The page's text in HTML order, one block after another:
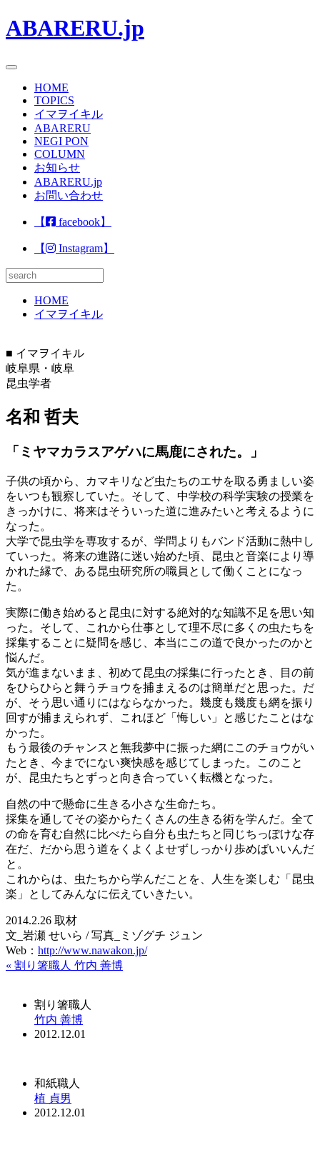
ABARERU.jp
toggle navigation
HOME
TOPICS
イマヲイキル
ABARERU
NEGI PON
COLUMN
お知らせ
ABARERU.jp
お問い合わせ
【 facebook】
【 Instagram】
HOME
イマヲイキル
■ イマヲイキル
岐阜県・岐阜
昆虫学者
名和 哲夫
「ミヤマカラスアゲハに馬鹿にされた。」
子供の頃から、カマキリなど虫たちのエサを取る勇ましい姿
をいつも観察していた。そして、中学校の科学実験の授業を
きっかけに、将来はそういった道に進みたいと考えるように
なった。
大学で昆虫学を専攻するが、学問よりもバンド活動に熱中し
ていった。将来の進路に迷い始めた頃、昆虫と音楽により導
かれた縁で、ある昆虫研究所の職員として働くことになっ
た。
実際に働き始めると昆虫に対する絶対的な知識不足を思い知
った。そして、これから仕事として理不尽に多くの虫たちを
採集することに疑問を感じ、本当にこの道で良かったのかと
悩んだ。
気が進まないまま、初めて昆虫の採集に行ったとき、目の前
をひらひらと舞うチョウを捕まえるのは簡単だと思った。だ
が、そう思い通りにはならなかった。幾度も幾度も網を振り
回すが捕まえられず、これほど「悔しい」と感じたことはな
かった。
もう最後のチャンスと無我夢中に振った網にこのチョウがい
たとき、今までにない爽快感を感じてしまった。このこと
が、昆虫たちとずっと向き合っていく転機となった。
自然の中で懸命に生きる小さな生命たち。
採集を通してその姿からたくさんの生きる術を学んだ。全て
の命を育む自然に比べたら自分も虫たちと同じちっぽけな存
在だ、だから思う道をくよくよせずしっかり歩めばいいんだ
と。
これからは、虫たちから学んだことを、人生を楽しむ「昆虫
楽」としてみんなに伝えていきたい。
2014.2.26 取材
文_岩瀬 せいら / 写真_ミゾグチ ジュン
Web： http://www.nawakon.jp/
« 割り箸職人 竹内 善博
割り箸職人
竹内 善博
2012.12.01
和紙職人
植 貞男
2012.12.01